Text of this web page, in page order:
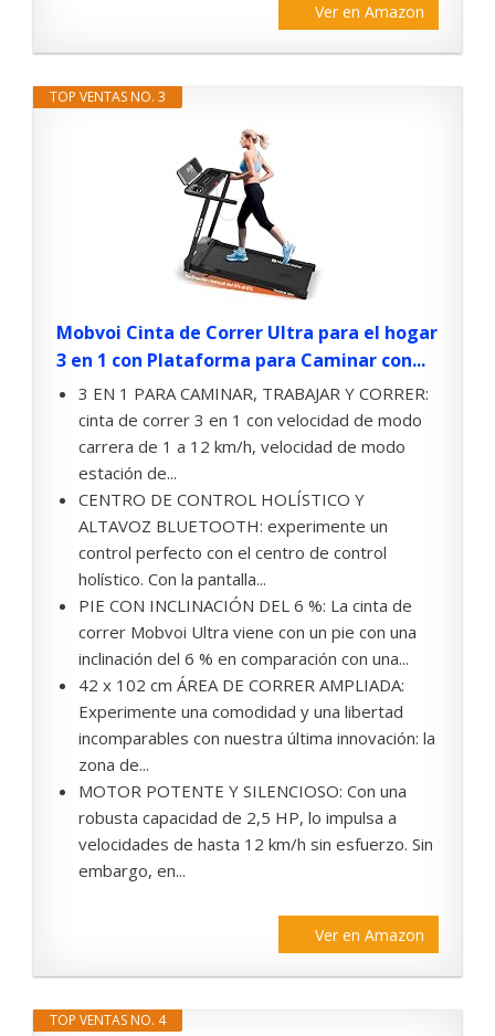
Ver en Amazon
TOP VENTAS NO. 3
Mobvoi Cinta de Correr Ultra para el hogar
3 en 1 con Plataforma para Caminar con...
3 EN 1 PARA CAMINAR, TRABAJAR Y CORRER:
cinta de correr 3 en 1 con velocidad de modo
carrera de 1 a 12 km/h, velocidad de modo
estación de...
CENTRO DE CONTROL HOLÍSTICO Y
ALTAVOZ BLUETOOTH: experimente un
control perfecto con el centro de control
holístico. Con la pantalla...
PIE CON INCLINACIÓN DEL 6 %: La cinta de
correr Mobvoi Ultra viene con un pie con una
inclinación del 6 % en comparación con una...
42 x 102 cm ÁREA DE CORRER AMPLIADA:
Experimente una comodidad y una libertad
incomparables con nuestra última innovación: la
zona de...
MOTOR POTENTE Y SILENCIOSO: Con una
robusta capacidad de 2,5 HP, lo impulsa a
velocidades de hasta 12 km/h sin esfuerzo. Sin
embargo, en...
Ver en Amazon
TOP VENTAS NO. 4